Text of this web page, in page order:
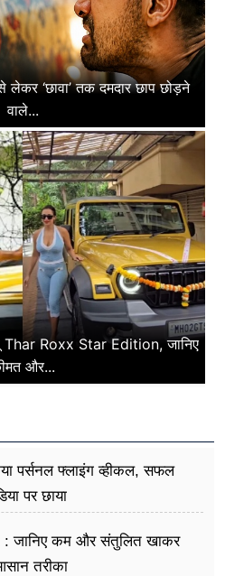
‘छावा’ तक दमदार छाप छोड़ने
वाले...
Thar Roxx Star Edition, जानिए
और...
पर्सनल फ्लाइंग व्हीकल, सफल
पर छाया
जानिए कम और संतुलित खाकर
तरीका